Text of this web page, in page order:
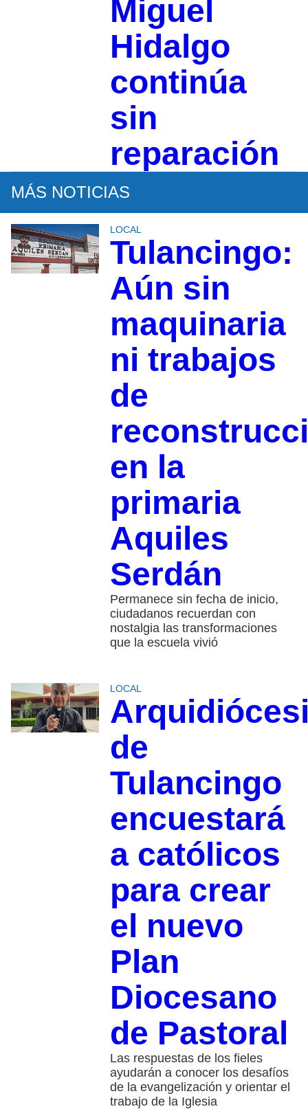
Miguel
Hidalgo
continúa
sin
reparación
MÁS NOTICIAS
LOCAL
Tulancingo:
Aún sin
maquinaria
ni trabajos
de
en la
primaria
Aquiles
Serdán
Permanece sin fecha de inicio,
ciudadanos recuerdan con
nostalgia las transformaciones
que la escuela vivió
LOCAL
de
Tulancingo
encuestará
a católicos
para crear
el nuevo
Plan
Diocesano
de Pastoral
Las respuestas de los fieles
ayudarán a conocer los desafíos
de la evangelización y orientar el
trabajo de la Iglesia